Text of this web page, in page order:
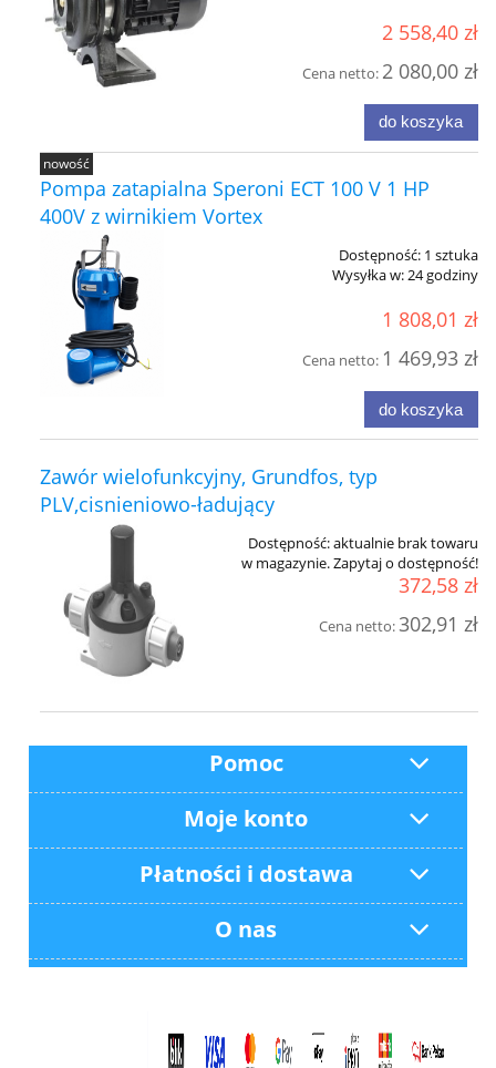
2 558,40 zł
Cena netto: 2 080,00 zł
do koszyka
Pompa zatapialna Speroni ECT 100 V 1 HP
400V z wirnikiem Vortex
Dostępność: 1 sztuka
Wysyłka w:24 godziny
1 808,01 zł
Cena netto: 1 469,93 zł
do koszyka
nowość
Zawór wielofunkcyjny, Grundfos, typ
PLV,cisnieniowo-ładujący
Dostępność:aktualnie brak towaru
w magazynie. Zapytaj o dostępność!
372,58 zł
Cena netto:302,91 zł
Pomoc
Moje konto
Płatności i dostawa
O nas